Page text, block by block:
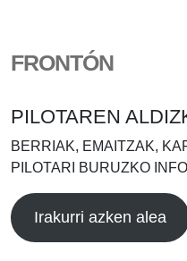
FRONTÓN
PILOTAREN
BERRIAK, EMAITZAK,
PILOTARI BURUZKO
Irakurri azken alea